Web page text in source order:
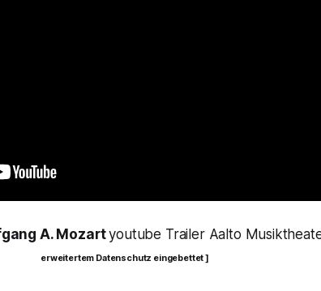
A. Mozartyoutube Trailer Aalto
erweitertem Datenschutz eingebettet ]